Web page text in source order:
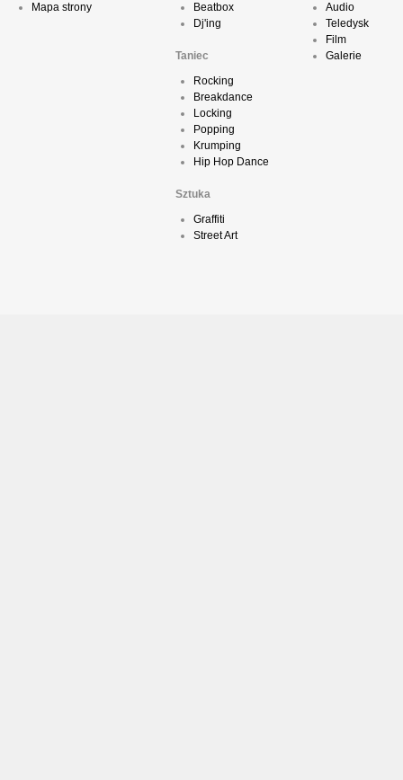
Mapa strony
Beatbox
Dj'ing
Taniec
Rocking
Breakdance
Locking
Popping
Krumping
Hip Hop Dance
Sztuka
Graffiti
Street Art
Audio
Teledysk
Film
Galerie